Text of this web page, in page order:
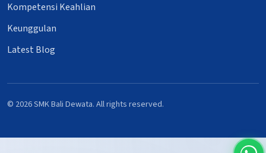
Kompetensi Keahlian
Keunggulan
Latest Blog
© 2026 SMK Bali Dewata. All rights reserved.